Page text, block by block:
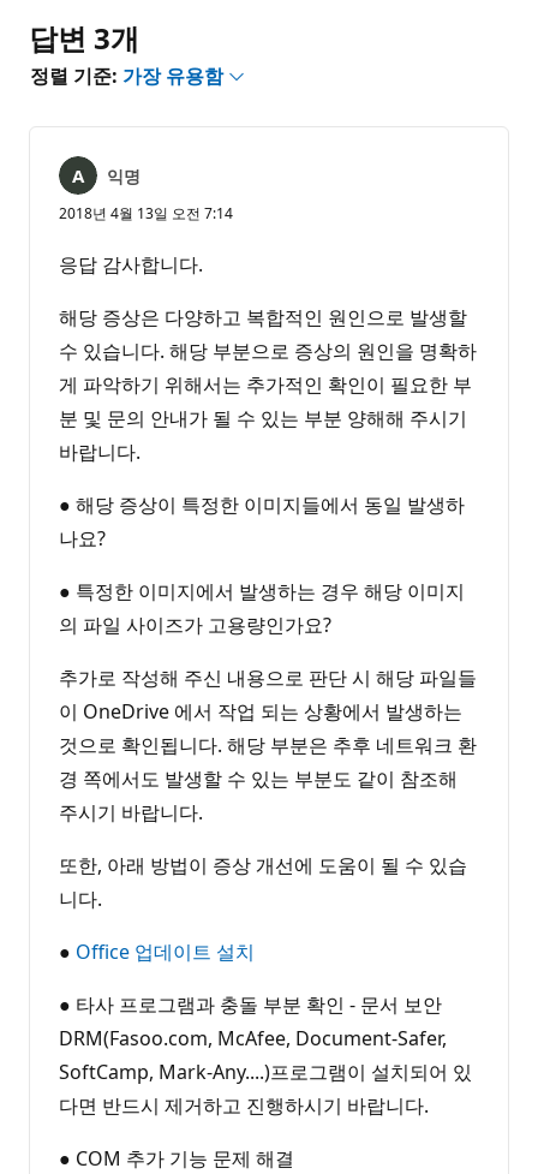
음
답변 3개
정렬 기준: 가장 유용함
익명
2018년 4월 13일 오전 7:14
응답 감사합니다.
해당 증상은 다양하고 복합적인 원인으로 발생할
수 있습니다. 해당 부분으로 증상의 원인을 명확하
게 파악하기 위해서는 추가적인 확인이 필요한 부
분 및 문의 안내가 될 수 있는 부분 양해해 주시기
바랍니다.
● 해당 증상이 특정한 이미지들에서 동일 발생하
나요?
● 특정한 이미지에서 발생하는 경우 해당 이미지
의 파일 사이즈가 고용량인가요?
추가로 작성해 주신 내용으로 판단 시 해당 파일들
이 OneDrive 에서 작업 되는 상황에서 발생하는
것으로 확인됩니다. 해당 부분은 추후 네트워크 환
경 쪽에서도 발생할 수 있는 부분도 같이 참조해
주시기 바랍니다.
또한, 아래 방법이 증상 개선에 도움이 될 수 있습
니다.
● Office 업데이트 설치
● 타사 프로그램과 충돌 부분 확인 - 문서 보안
DRM(Fasoo.com, McAfee, Document-Safer,
SoftCamp, Mark-Any....)프로그램이 설치되어 있
다면 반드시 제거하고 진행하시기 바랍니다.
● COM 추가 기능 문제 해결